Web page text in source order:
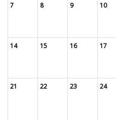
7 8 9 10
14 15 16 17
21 22 23 24